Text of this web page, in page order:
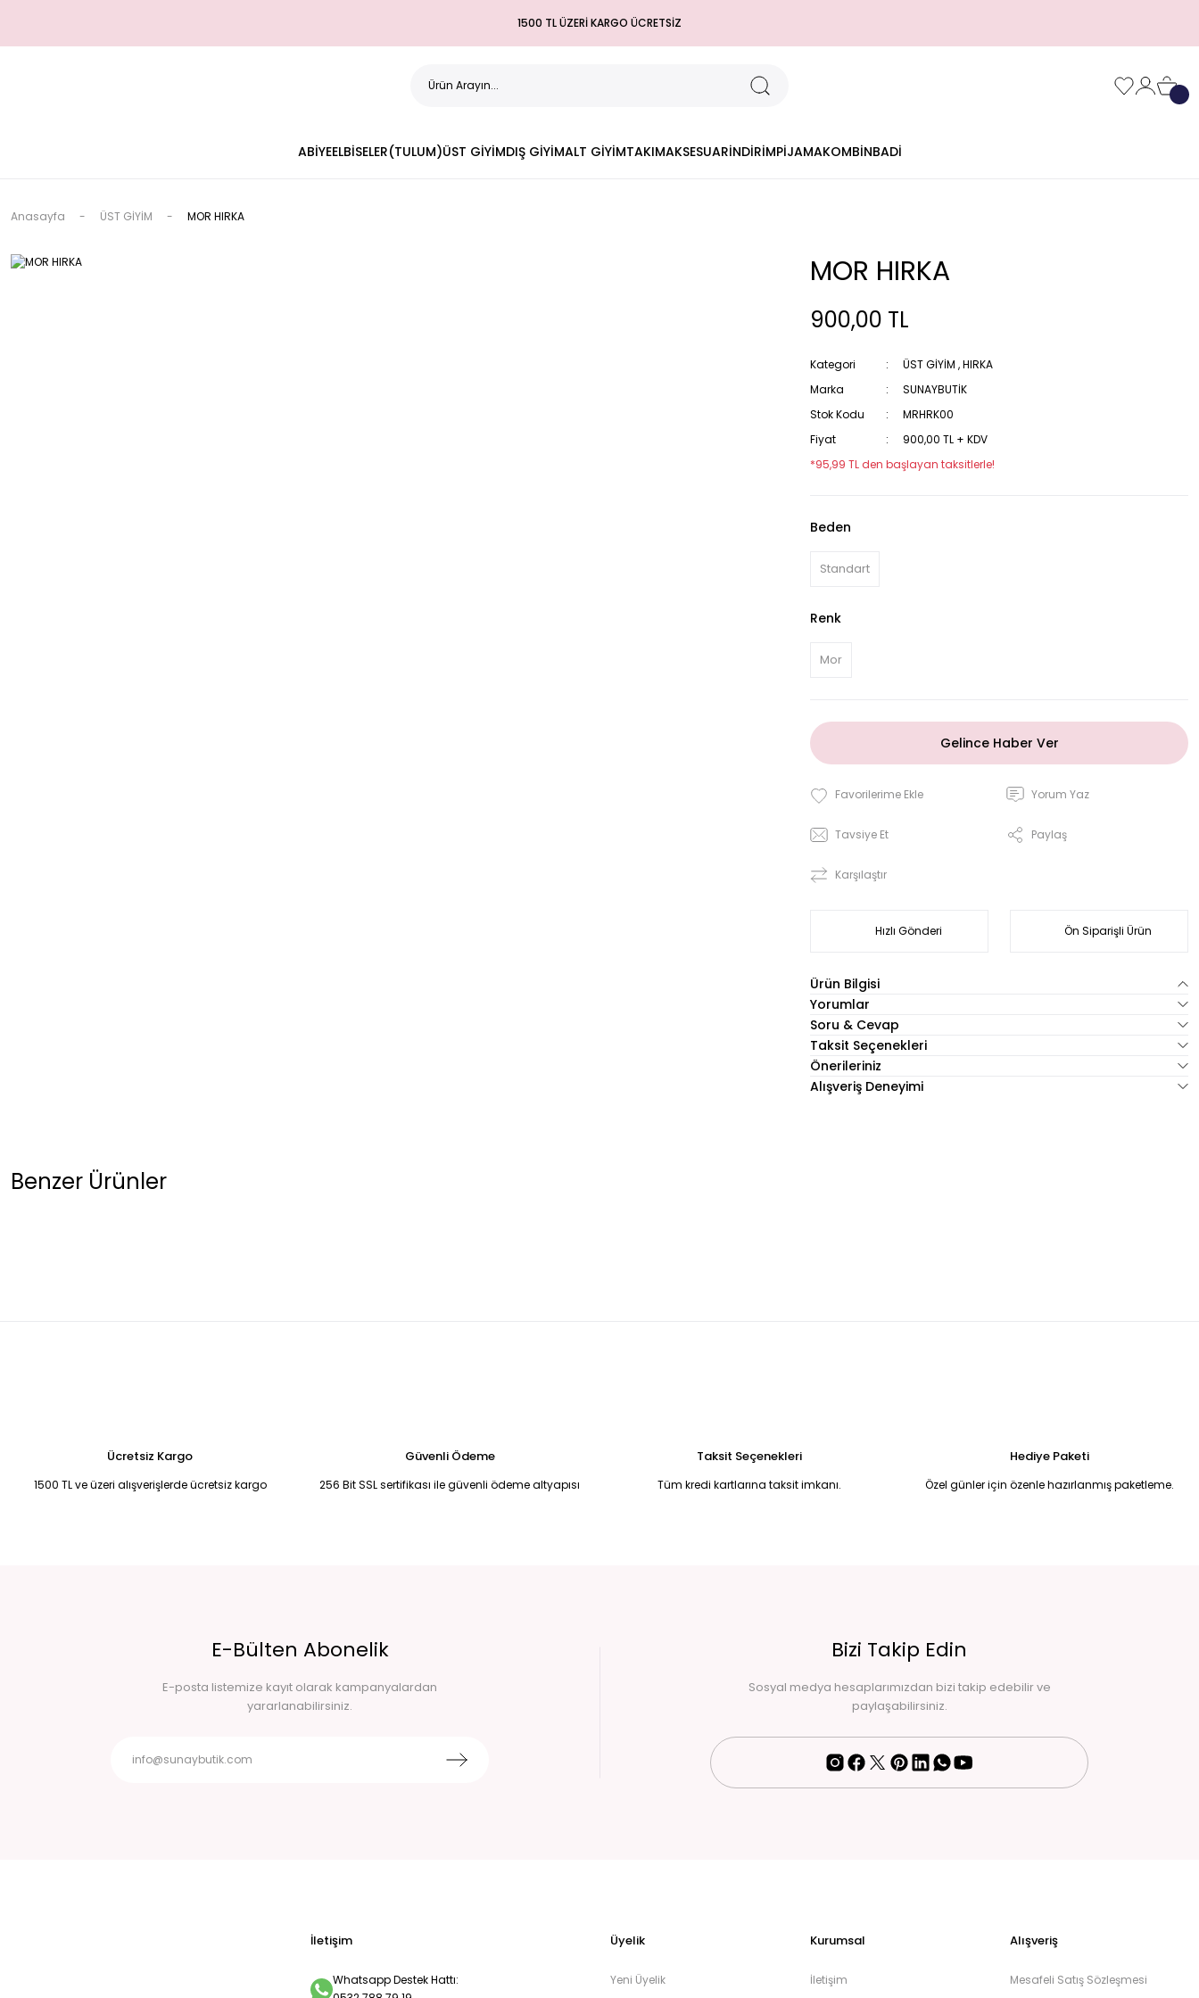
1500 TL ÜZERİ KARGO ÜCRETSİZ
ABİYEELBİSELER(TULUM)ÜST GİYİMDIŞ GİYİMALT GİYİMTAKIMAKSESUARİNDİRİMPİJAMAKOMBİNBADİ
Anasayfa ÜST GİYİM MOR HIRKA
MOR HIRKA
900,00 TL
Kategori ÜST GİYİM ,HIRKA
Marka
SUNAYBUTİK
Stok Kodu
MRHRK00
Fiyat
900,00 TL + KDV
*95,99 TL den başlayan taksitlerle!
Beden
Standart
Renk
Mor
Gelince Haber Ver
Yorum Yaz
Tavsiye Et Paylaş
Karşılaştır
Hızlı Gönderi Ön Siparişli Ürün
Ürün Bilgisi
Yorumlar
Soru & Cevap
Taksit Seçenekleri
Önerileriniz
Alışveriş Deneyimi
Benzer Ürünler
Ücretsiz Kargo
1500 TL ve üzeri alışverişlerde ücretsiz kargo
Güvenli Ödeme
256 Bit SSL sertifikası ile güvenli ödeme altyapısı
Taksit Seçenekleri
Tüm kredi kartlarına taksit imkanı.
Hediye Paketi
Özel günler için özenle hazırlanmış paketleme.
E-Bülten Abonelik
E-posta listemize kayıt olarak kampanyalardan
yararlanabilirsiniz.
Bizi Takip Edin
Sosyal medya hesaplarımızdan bizi takip edebilir ve
paylaşabilirsiniz.
İletişim
Whatsapp Destek Hattı:
Üyelik
Yeni Üyelik
Kurumsal
İletişim
Alışveriş
Mesafeli Satış Sözleşmesi